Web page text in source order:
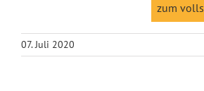
zum
07. Juli 2020